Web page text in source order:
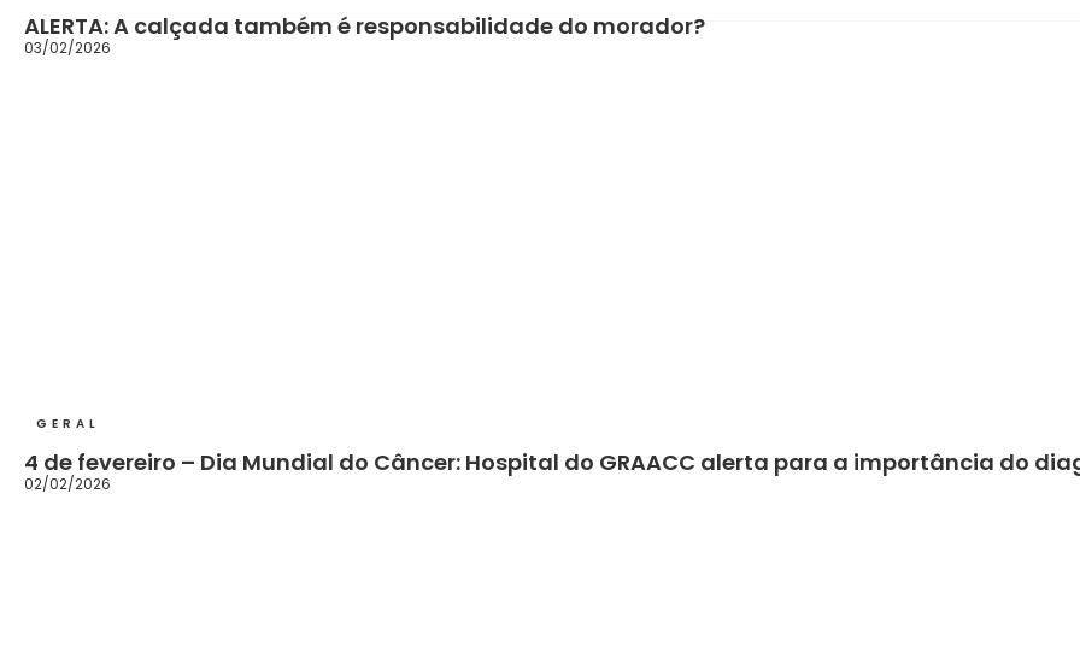
ALERTA: A calçada também é responsabilidade do morador?
03/02/2026
GERAL
4 de fevereiro – Dia Mundial do Câncer: Hospital do GRAACC alerta para a importância do
02/02/2026